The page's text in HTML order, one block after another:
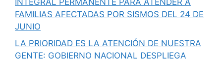
INTEGRAL PERMANENTE PARA ATENDER A
FAMILIAS AFECTADAS POR SISMOS DEL 24 DE
JUNIO
LA PRIORIDAD ES LA ATENCIÓN DE NUESTRA
GENTE: GOBIERNO NACIONAL DESPLIEGA